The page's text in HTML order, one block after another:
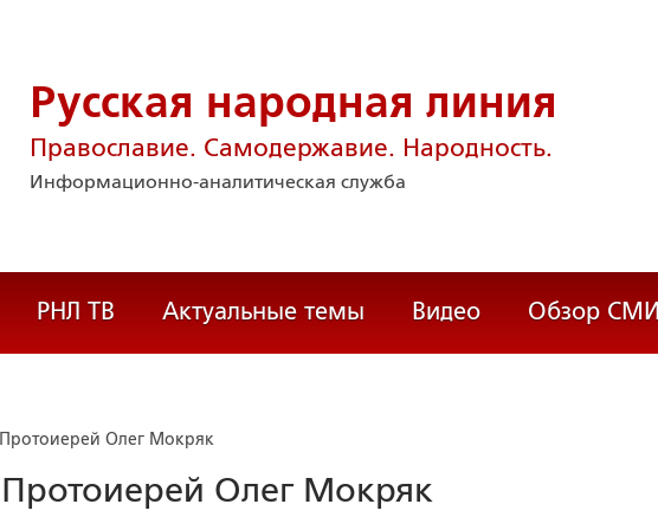
Русская народная линия
Православие. Самодержавие. Народность.
Информационно-аналитическая служба
РНЛ ТВ Актуальные темы Видео Обзор СМИ
Протоиерей Олег Мокряк
Протоиерей Олег Мокряк